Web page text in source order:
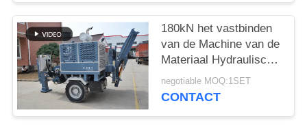
180kN het vastbinden
van de Machine van de
Materiaal Hydraulische
Trekker voor
Transmissielijn
negotiable MOQ:1SET
CONTACT